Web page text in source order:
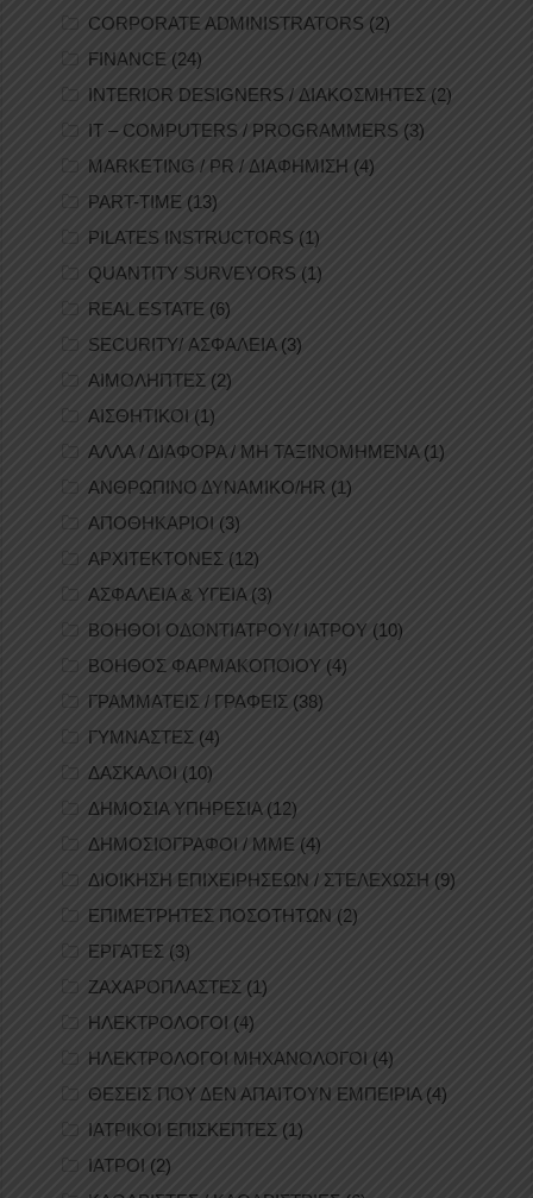
CORPORATE ADMINISTRATORS (2)
FINANCE (24)
INTERIOR DESIGNERS / ΔΙΑΚΟΣΜΗΤΕΣ (2)
IT – COMPUTERS / PROGRAMMERS (3)
MARKETING / PR / ΔΙΑΦΗΜΙΣΗ (4)
PART-TIME (13)
PILATES INSTRUCTORS (1)
QUANTITY SURVEYORS (1)
REAL ESTATE (6)
SECURITY/ ΑΣΦΑΛΕΙΑ(3)
ΑΙΜΟΛΗΠΤΕΣ (2)
ΑΙΣΘΗΤΙΚΟΙ (1)
ΑΛΛΑ / ΔΙΑΦΟΡΑ / ΜΗ ΤΑΞΙΝΟΜΗΜΕΝΑ(1)
ΑΝΘΡΩΠΙΝΟ ΔΥΝΑΜΙΚΟ/HR (1)
ΑΠΟΘΗΚΑΡΙΟΙ (3)
ΑΡΧΙΤΕΚΤΟΝΕΣ (12)
ΑΣΦΑΛΕΙΑ & ΥΓΕΙΑ (3)
ΒΟΗΘΟΙ ΟΔΟΝΤΙΑΤΡΟΥ/ ΙΑΤΡΟΥ (10)
ΒΟΗΘΟΣ ΦΑΡΜΑΚΟΠΟΙΟΥ (4)
ΓΡΑΜΜΑΤΕΙΣ / ΓΡΑΦΕΙΣ (38)
ΓΥΜΝΑΣΤΕΣ (4)
ΔΑΣΚΑΛΟΙ (10)
ΔΗΜΟΣΙΑ ΥΠΗΡΕΣΙΑ(12)
ΔΗΜΟΣΙΟΓΡΑΦΟΙ / ΜΜΕ (4)
ΔΙΟΙΚΗΣΗ ΕΠΙΧΕΙΡΗΣΕΩΝ / ΣΤΕΛΕΧΩΣΗ (9)
ΕΠΙΜΕΤΡΗΤΕΣ ΠΟΣΟΤΗΤΩΝ (2)
ΕΡΓΑΤΕΣ (3)
ΖΑΧΑΡΟΠΛΑΣΤΕΣ (1)
ΗΛΕΚΤΡΟΛΟΓΟΙ (4)
ΗΛΕΚΤΡΟΛΟΓΟΙ ΜΗΧΑΝΟΛΟΓΟΙ (4)
ΘΕΣΕΙΣ ΠΟΥ ΔΕΝ ΑΠΑΙΤΟΥΝ ΕΜΠΕΙΡΙΑ(4)
ΙΑΤΡΙΚΟΙ ΕΠΙΣΚΕΠΤΕΣ (1)
ΙΑΤΡΟΙ (2)